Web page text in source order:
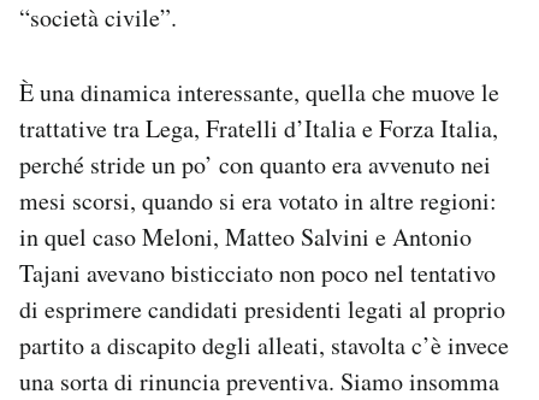
“società civile”.
È una dinamica interessante, quella che muove le
trattative tra Lega, Fratelli d’Italia e Forza Italia,
perché stride un po’ con quanto era avvenuto nei
mesi scorsi, quando si era votato in altre regioni:
in quel caso Meloni, Matteo Salvini e Antonio
Tajani avevano bisticciato non poco nel tentativo
di esprimere candidati presidenti legati al proprio
partito a discapito degli alleati, stavolta c’è invece
una sorta di rinuncia preventiva. Siamo insomma